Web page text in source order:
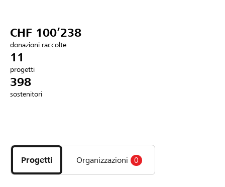
Collegarsi
DE FR IT
CHF 100’238
donazioni raccolte
11
progetti
398
sostenitori
i
progetti
e
Progetti Organizzazioni 0